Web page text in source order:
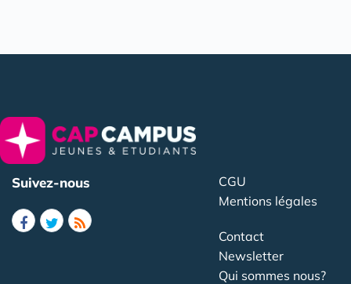
Suivez-nous
CGU
Mentions légales
Contact
Newsletter
Qui sommes nous?